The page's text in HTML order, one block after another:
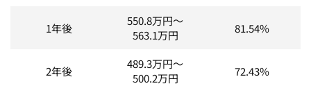
1年後 550.8万円～
563.1万円 81.54%
2年後 489.3万円～
500.2万円 72.43%